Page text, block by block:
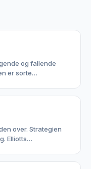
og fallende
er sorte…
over. Strategien
Elliotts…